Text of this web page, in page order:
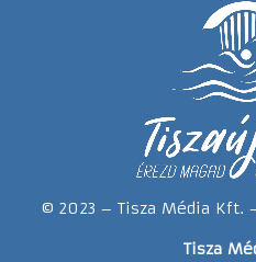
© 2023 – Tisza Média Kft.
Tisza